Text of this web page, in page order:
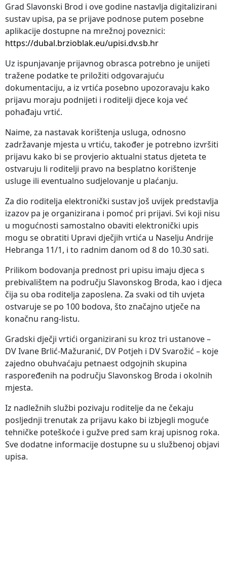
Grad Slavonski Brod i ove godine nastavlja digitalizirani
sustav upisa, pa se prijave podnose putem posebne
aplikacije dostupne na mrežnoj poveznici:
https://dubal.brzioblak.eu/upisi.dv.sb.hr
Uz ispunjavanje prijavnog obrasca potrebno je unijeti
tražene podatke te priložiti odgovarajuću
dokumentaciju, a iz vrtića posebno upozoravaju kako
prijavu moraju podnijeti i roditelji djece koja već
pohađaju vrtić.
Naime, za nastavak korištenja usluga, odnosno
zadržavanje mjesta u vrtiću, također je potrebno izvršiti
prijavu kako bi se provjerio aktualni status djeteta te
ostvaruju li roditelji pravo na besplatno korištenje
usluge ili eventualno sudjelovanje u plaćanju.
Za dio roditelja elektronički sustav još uvijek predstavlja
izazov pa je organizirana i pomoć pri prijavi. Svi koji nisu
u mogućnosti samostalno obaviti elektronički upis
mogu se obratiti Upravi dječjih vrtića u Naselju Andrije
Hebranga 11/1, i to radnim danom od 8 do 10.30 sati.
Prilikom bodovanja prednost pri upisu imaju djeca s
prebivalištem na području Slavonskog Broda, kao i djeca
čija su oba roditelja zaposlena. Za svaki od tih uvjeta
ostvaruje se po 100 bodova, što značajno utječe na
konačnu rang-listu.
Gradski dječji vrtići organizirani su kroz tri ustanove –
DV Ivane Brlić-Mažuranić, DV Potjeh i DV Svarožić – koje
zajedno obuhvaćaju petnaest odgojnih skupina
raspoređenih na području Slavonskog Broda i okolnih
mjesta.
Iz nadležnih službi pozivaju roditelje da ne čekaju
posljednji trenutak za prijavu kako bi izbjegli moguće
tehničke poteškoće i gužve pred sam kraj upisnog roka.
Sve dodatne informacije dostupne su u službenoj objavi
upisa.